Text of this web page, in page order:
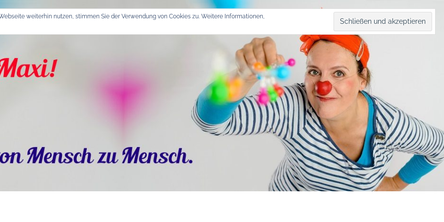
weiterhin nutzen, stimmen Sie der Verwendung von Cookies zu. Weitere Informationen,